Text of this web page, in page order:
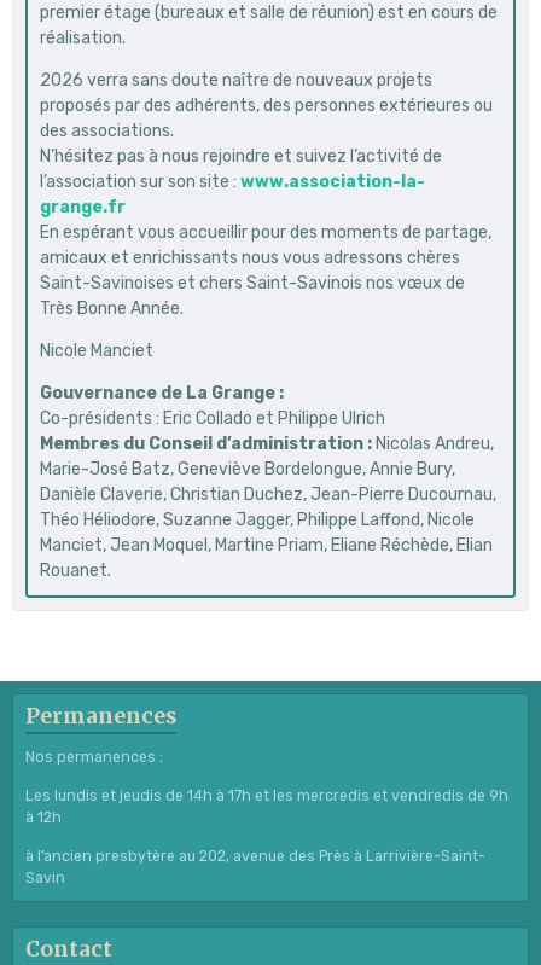
premier étage (bureaux et salle de réunion) est en cours de
réalisation.
2026 verra sans doute naître de nouveaux projets
proposés par des adhérents, des personnes extérieures ou
des associations.
N’hésitez pas à nous rejoindre et suivez l’activité de
l’association sur son site : www.association-la-
grange.fr
En espérant vous accueillir pour des moments de partage,
amicaux et enrichissants nous vous adressons chères
Saint-Savinoises et chers Saint-Savinois nos vœux de
Très Bonne Année.
Nicole Manciet
Gouvernance de La Grange :
Co-présidents : Eric Collado et Philippe Ulrich
Membres du Conseil d’administration : Nicolas Andreu,
Marie-José Batz, Geneviève Bordelongue, Annie Bury,
Danièle Claverie, Christian Duchez, Jean-Pierre Ducournau,
Théo Héliodore, Suzanne Jagger, Philippe Laffond, Nicole
Manciet, Jean Moquel, Martine Priam, Eliane Réchède, Elian
Rouanet.
Permanences
Nos permanences :
Les lundis et jeudis de 14h à 17h et les mercredis et vendredis de 9h
à 12h
à l’ancien presbytère au 202, avenue des Près à Larrivière-Saint-
Savin
Contact